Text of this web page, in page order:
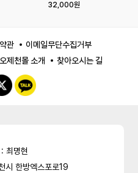
32,000원
관
이메일무단수집거부
제천몰 소개 찾아오시는 길
최명현
시 한방엑스포로19